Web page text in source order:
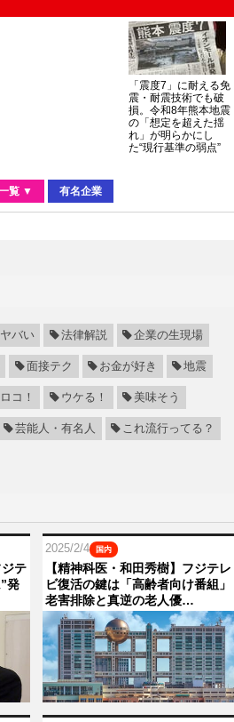
「震度7」に耐える免
震・耐震技術でも破
損。令和8年熊本地震
の「想定を超えた揺
れ」が明らかにし
た“現行基準の弱点”
覧 ▼ 有名企業
バい 法律解説 企業の生現場
面接テク お金が好き 地震
コ！ ウケる！ 美味そう
芸能人・有名人 これ流行ってる？
テ
発
2025/2/4 国内
【精神科医・和田秀樹】フジテレ
ビ復活の鍵は「高齢者向け番組」
老害排除と真逆の老人優…